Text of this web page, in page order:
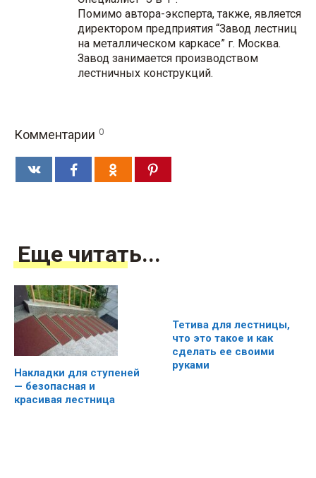
Помимо автора-эксперта, также, является
директором предприятия “Завод лестниц
на металлическом каркасе” г. Москва.
Завод занимается производством
лестничных конструкций.
Комментарии 0
Еще читать...
Накладки для ступеней
— безопасная и
красивая лестница
Тетива для лестницы,
что это такое и как
сделать ее своими
руками